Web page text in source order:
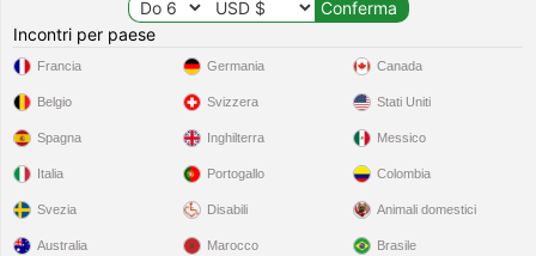
Incontri per paese
Francia
Belgio
Spagna
Italia
Svezia
Germania
Svizzera
Inghilterra
Portogallo
Disabili
Canada
Stati Uniti
Messico
Colombia
Animali domestici
Australia Marocco Brasile